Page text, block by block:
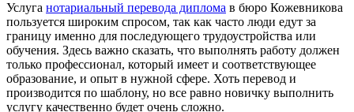
Услуга нотариальный перевода диплома в бюро Кожевникова
пользуется широким спросом, так как часто люди едут за
границу именно для последующего трудоустройства или
обучения. Здесь важно сказать, что выполнять работу должен
только профессионал, который имеет и соответствующее
образование, и опыт в нужной сфере. Хоть перевод и
производится по шаблону, но все равно новичку выполнить
услугу качественно будет очень сложно.